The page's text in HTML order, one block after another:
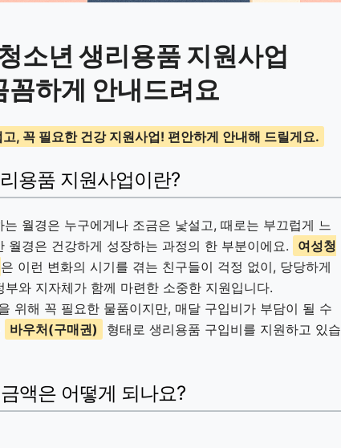
소년 생리용품 지원사업
꼼하게 안내드려요
, 꼭 필요한 건강 지원사업! 편안하게 안내해 드릴게요.
용품 지원사업이란?
월경은 누구에게나 조금은 낯설고, 때로는 부끄럽게 느
월경은 건강하게 성장하는 과정의 한 부분이에요.
여성청
은 이런 변화의 시기를 겪는 친구들이 걱정 없이, 당당하게
와 지자체가 함께 마련한 소중한 지원입니다.
위해 꼭 필요한 물품이지만, 매달 구입비가 부담이 될 수
바우처(구매권)
형태로 생리용품 구입비를 지원하고 있습
액은 어떻게 되나요?